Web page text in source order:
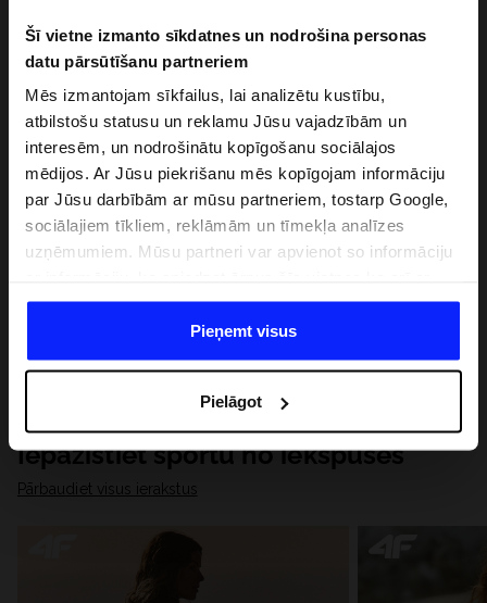
Šī vietne izmanto sīkdatnes un nodrošina personas
datu pārsūtīšanu partneriem
Mēs izmantojam sīkfailus, lai analizētu kustību,
atbilstošu statusu un reklamu Jūsu vajadzībām un
interesēm, un nodrošinātu kopīgošanu sociālajos
mēdijos. Ar Jūsu piekrišanu mēs kopīgojam informāciju
par Jūsu darbībām ar mūsu partneriem, tostarp Google,
sociālajiem tīkliem, reklāmām un tīmekļa analīzes
uzņēmumiem. Mūsu partneri var apvienot so informāciju
datiem, ko viņi iegūst, izmantojot viņu pakalpojumus. Ar
Jūsu atļauju, mēs varam pārsūtīt Jūsu personas datus
saviem partneriem, lai uzlabotu veidu, kadā tiek rādīta
saturu un uzlabotu mūsu partneru piedāvātos risinajumus
( piem. socialos tīklus). Detalizētu informāciju var atrast
mūsu Privātuma politikā un sadaļā "Detaļas".
Pieņemt visus
Pielāgot
Iepazīstiet sportu no iekšpuses
Pārbaudiet visus ierakstus